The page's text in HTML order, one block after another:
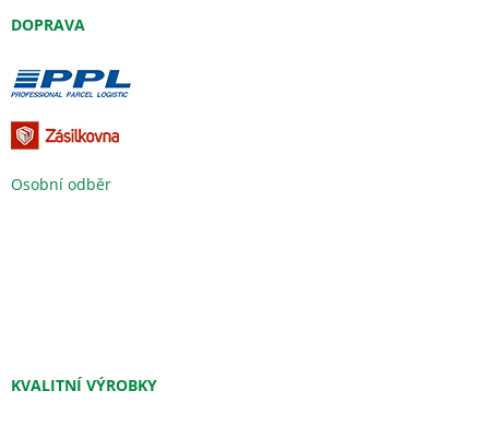
DOPRAVA
Osobní odběr
KVALITNÍ VÝROBKY